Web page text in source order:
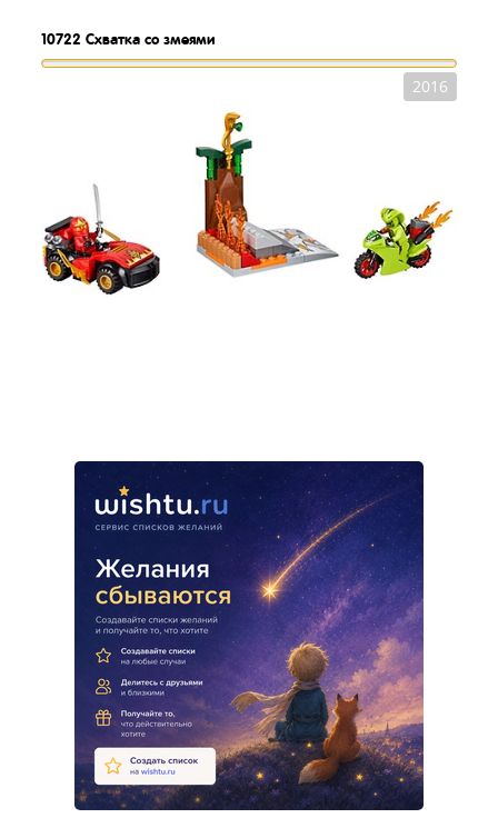
10722 Схватка со змеями
2016